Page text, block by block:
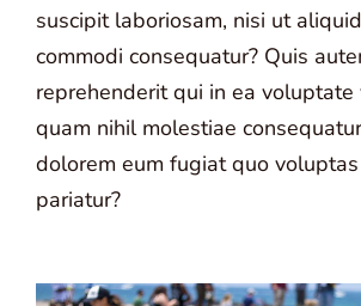
suscipit laboriosam, nisi ut
commodi consequatur? Quis
reprehenderit qui in ea voluptate
quam nihil molestiae
dolorem eum fugiat quo
pariatur?